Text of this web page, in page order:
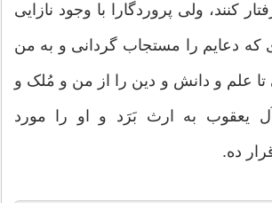
کنند، ولى پروردگارا با وجود نازایى
که دعایم را مستجاب گردانى و به من
علم و دانش و دین را از من و مُلک و
یعقوب به ارث بَرَد و او را مورد
ده.